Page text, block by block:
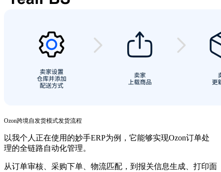
Ozon跨境自发货模式发货流程
以我个人正在使用的妙手ERP为例，它能够实现Ozon订单处
理的全链路自动化管理。
从订单审核、采购下单、物流匹配，到报关信息生成、打印面